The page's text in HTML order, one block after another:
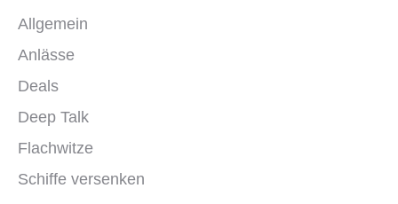
Allgemein
Anlässe
Deals
Deep Talk
Flachwitze
Schiffe versenken